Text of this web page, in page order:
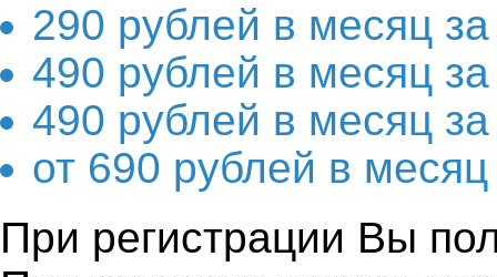
290 рублей в месяц
490 рублей в месяц
490 рублей в месяц
от 690 рублей в
При регистрации Вы